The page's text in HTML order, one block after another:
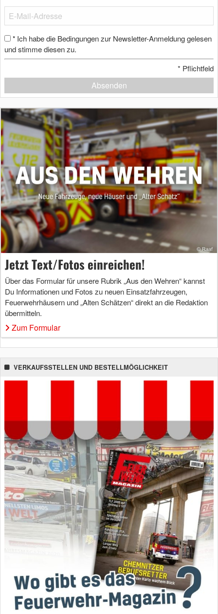
* Ich habe die Bedingungen zur Newsletter-Anmeldung gelesen
und stimme diesen zu.
* Pflichtfeld
Absenden
Jetzt Text/Fotos einreichen!
Über das Formular für unsere Rubrik „Aus den Wehren“ kannst
Du Informationen und Fotos zu neuen Einsatzfahrzeugen,
Feuerwehrhäusern und „Alten Schätzen“ direkt an die Redaktion
übermitteln.
Zum Formular
VERKAUFSSTELLEN UND BESTELLMÖGLICHKEIT